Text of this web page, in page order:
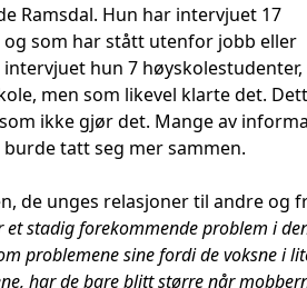
Ramsdal. Hun har intervjuet 17
som har stått utenfor jobb eller
hun 7 høyskolestudenter,
men som likevel klarte det.
ikke gjør det. Mange av
tatt seg mer sammen.
de unges relasjoner til andre og
et stadig forekommende problem i
problemene sine fordi de voksne i
har de bare blitt større når